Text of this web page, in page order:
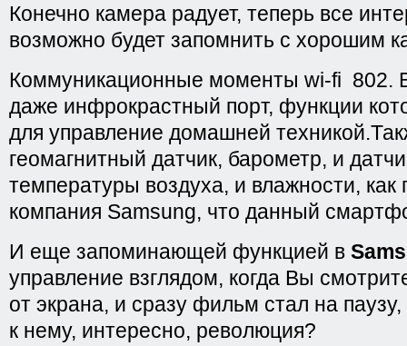
Конечно камера радует, теперь все
возможно будет запомнить с хорошим
Коммуникационные моменты wi-fi 802.
даже инфрокрастный порт, функции
для управление домашней
геомагнитный датчик, барометр, и
температуры воздуха, и влажности, как
компания Samsung, что данный
И еще запоминающей функцией в
управление взглядом, когда Вы
от экрана, и сразу фильм стал на
к нему, интересно, революция?